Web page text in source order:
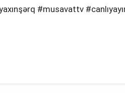
#musavattv